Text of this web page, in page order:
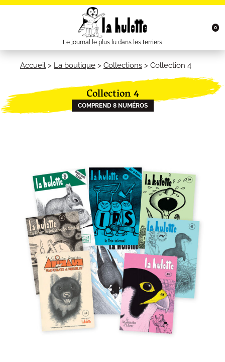
Le journal le plus lu dans les terriers
0
Accueil > La boutique > Collections > Collection 4
Collection 4
COMPREND 8 NUMÉROS